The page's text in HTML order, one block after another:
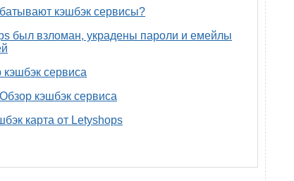
кэшбэк сервисы?
был взломан, украдены пароли и емейлы
кэшбэк сервиса
кэшбэк сервиса
карта от Letyshops